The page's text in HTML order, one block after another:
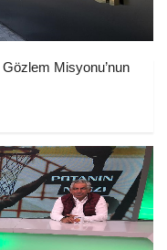
Gözlem Misyonu’nun